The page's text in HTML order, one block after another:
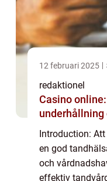
12 februari 2025
redaktionel
Casino
Introduction:
en god
och
effektiv